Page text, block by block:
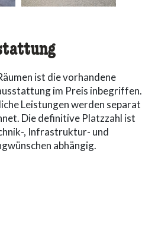
ist die vorhandene
im Preis inbegriffen.
Leistungen werden separat
Die definitive Platzzahl ist
, Infrastruktur- und
abhängig.